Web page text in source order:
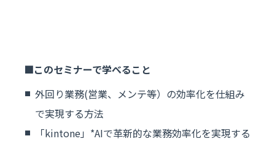
このセミナーで学べること
外回り業務(営業、メンテ等）の効率化を仕組み
で実現する方法
「kintone」*AIで革新的な業務効率化を実現する